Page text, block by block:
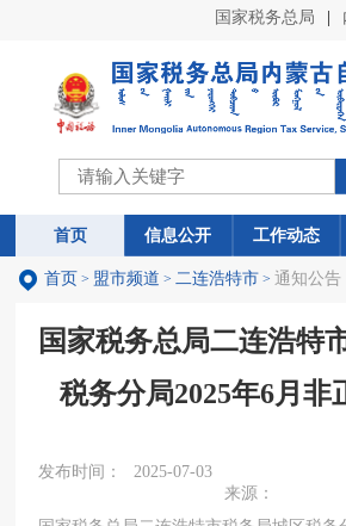
国家税务总局
首页 信息公开 工作动态
首页 信息公开 工作动态
首页 > 盟市频道 > 二连浩特市> 通知公告
国家税务总局二连浩特
税务分局2025年6月非
发布时间：
2025-07-03
来源：